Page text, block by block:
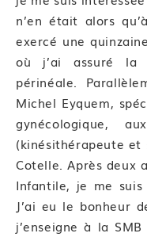
n’en était alors
exercé une
où j’ai assuré la
périnéale.
Michel Eyquem,
gynécologique,
(kinésithérapeute et
Cotelle. Après deux
Infantile, je me suis
J’ai eu le bonheur
j’enseigne à la